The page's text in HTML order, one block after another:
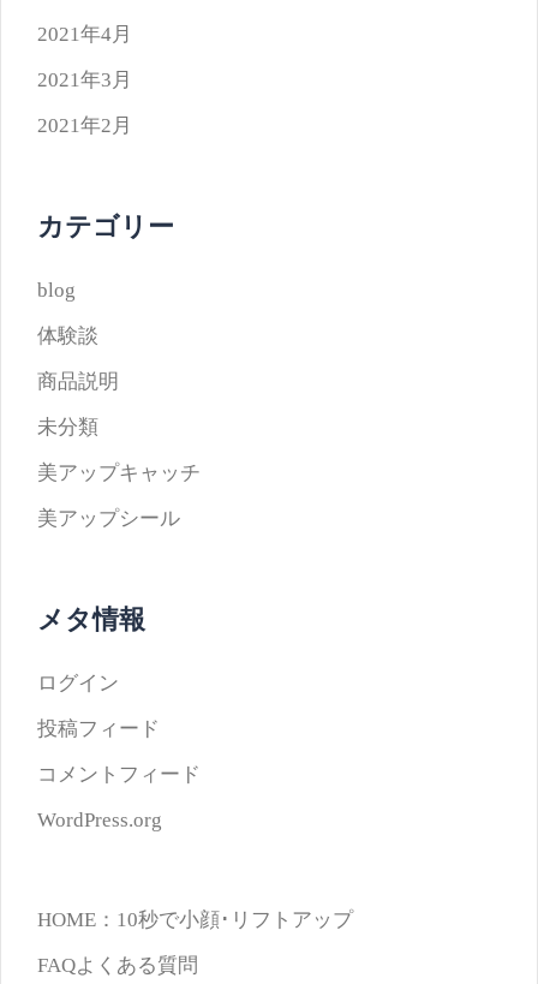
2021年4月
2021年3月
2021年2月
カテゴリー
blog
体験談
商品説明
未分類
美アップキャッチ
美アップシール
メタ情報
ログイン
投稿フィード
コメントフィード
WordPress.org
HOME：10秒で小顔･リフトアップ
FAQよくある質問